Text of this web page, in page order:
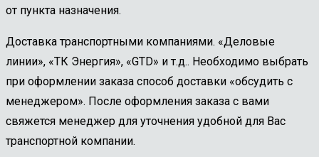
от пункта назначения.
Доставка транспортными компаниями. «Деловые
линии», «ТК Энергия», «GTD» и т.д.. Необходимо выбрать
при оформлении заказа способ доставки «обсудить с
менеджером». После оформления заказа с вами
свяжется менеджер для уточнения удобной для Вас
транспортной компании.